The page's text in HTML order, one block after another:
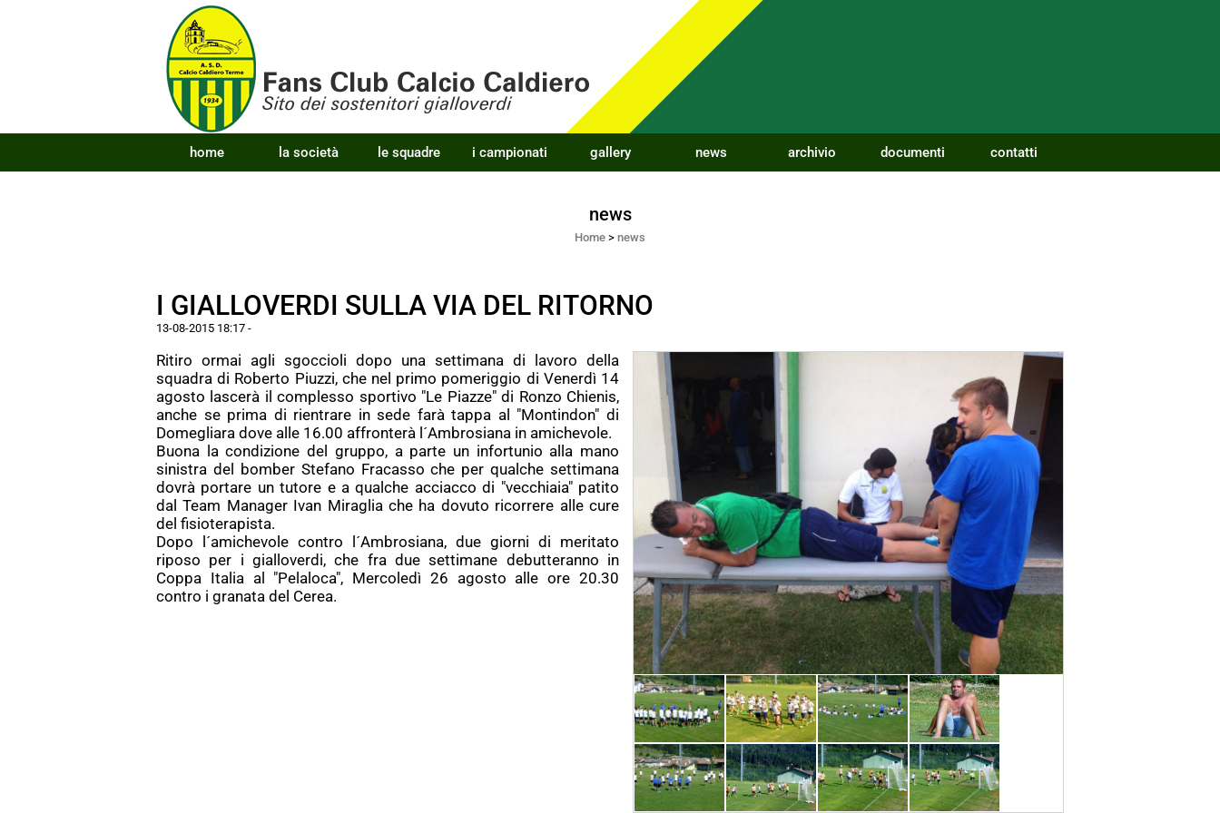
home la società le squadre i campionati gallery news archivio documenti contatti
news
Home > news
I GIALLOVERDI SULLA VIA DEL RITORNO
13-08-2015 18:17 -
Ritiro ormai agli sgoccioli dopo una settimana di lavoro della
squadra di Roberto Piuzzi, che nel primo pomeriggio di Venerdì 14
agosto lascerà il complesso sportivo "Le Piazze" di Ronzo Chienis,
anche se prima di rientrare in sede farà tappa al "Montindon" di
Domegliara dove alle 16.00 affronterà l´Ambrosiana in amichevole.
Buona la condizione del gruppo, a parte un infortunio alla mano
sinistra del bomber Stefano Fracasso che per qualche settimana
dovrà portare un tutore e a qualche acciacco di "vecchiaia" patito
dal Team Manager Ivan Miraglia che ha dovuto ricorrere alle cure
del fisioterapista.
Dopo l´amichevole contro l´Ambrosiana, due giorni di meritato
riposo per i gialloverdi, che fra due settimane debutteranno in
Coppa Italia al "Pelaloca", Mercoledì 26 agosto alle ore 20.30
contro i granata del Cerea.